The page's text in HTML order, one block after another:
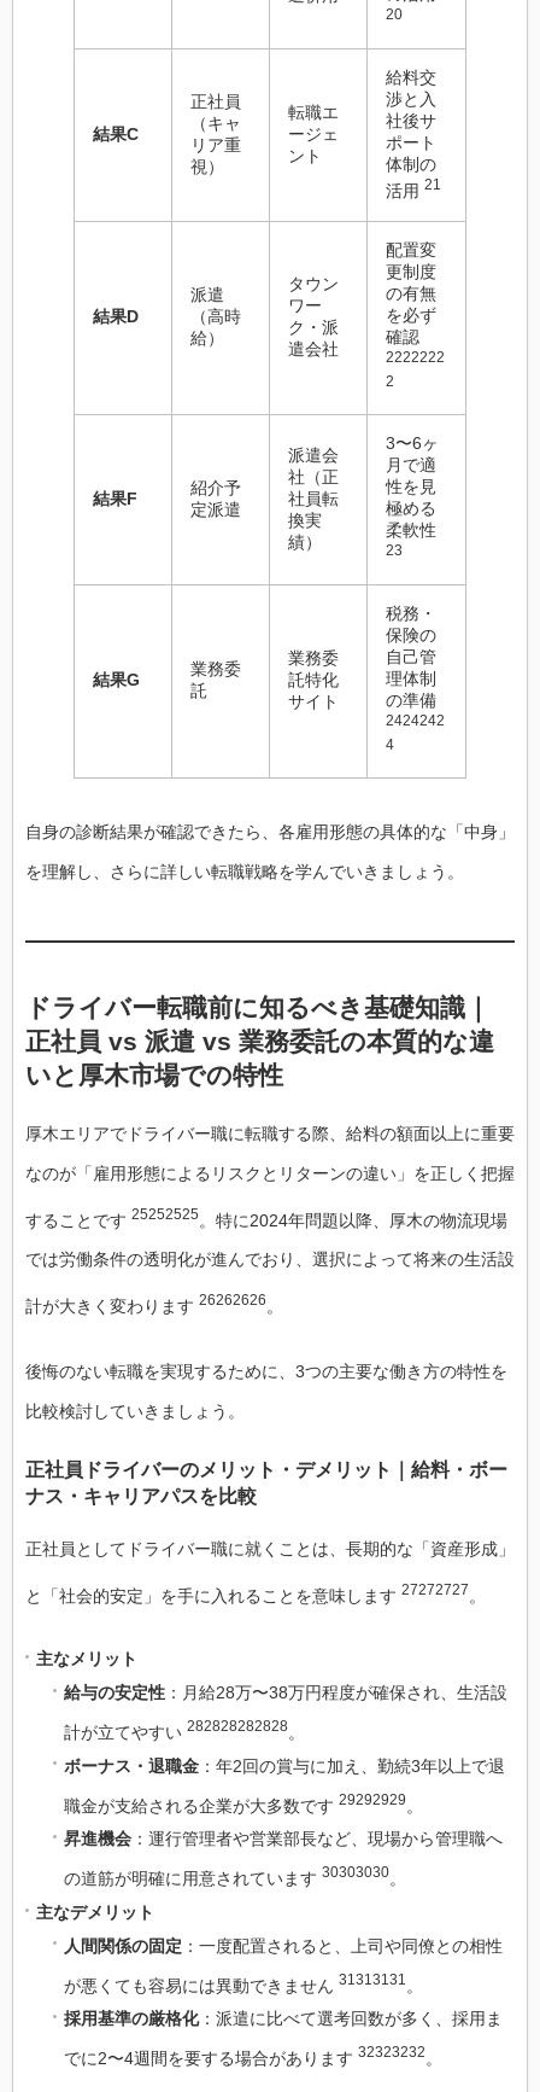
20
結果C
正社員
（キャ
リア重
視）
転職エ
ージェ
ント
給料交
渉と入
社後サ
ポート
体制の
活用 21
結果D
派遣
（高時
給）
タウン
ワー
ク・派
遣会社
配置変
更制度
の有無
を必ず
確認
2222222
2
結果F
紹介予
定派遣
派遣会
社（正
社員転
換実
績）
3〜6ヶ
月で適
性を見
極める
柔軟性
23
結果G
業務委
託
業務委
託特化
サイト
税務・
保険の
自己管
理体制
の準備
2424242
4
自身の診断結果が確認できたら、各雇用形態の具体的な「中身」
を理解し、さらに詳しい転職戦略を学んでいきましょう。
ドライバー転職前に知るべき基礎知識｜
正社員 vs 派遣 vs 業務委託の本質的な違
いと厚木市場での特性
厚木エリアでドライバー職に転職する際、給料の額面以上に重要
なのが「雇用形態によるリスクとリターンの違い」を正しく把握
することです 25252525 。特に2024年問題以降、厚木の物流現場
では労働条件の透明化が進んでおり、選択によって将来の生活設
計が大きく変わります 26262626 。
後悔のない転職を実現するために、3つの主要な働き方の特性を
比較検討していきましょう。
正社員ドライバーのメリット・デメリット｜給料・ボー
ナス・キャリアパスを比較
正社員としてドライバー職に就くことは、長期的な「資産形成」
と「社会的安定」を手に入れることを意味します 27272727 。
主なメリット
給与の安定性 ：月給28万〜38万円程度が確保され、生活設
計が立てやすい 282828282828。
ボーナス・退職金 ：年2回の賞与に加え、勤続3年以上で退
職金が支給される企業が大多数です 29292929
昇進機会 ：運行管理者や営業部長など、現場から管理職へ
の道筋が明確に用意されています 30303030。
主なデメリット
人間関係の固定 ：一度配置されると、上司や同僚との相性
が悪くても容易には異動できません 31313131 。
採用基準の厳格化：派遣に比べて選考回数が多く、採用ま
でに2〜4週間を要する場合があります 32323232 。